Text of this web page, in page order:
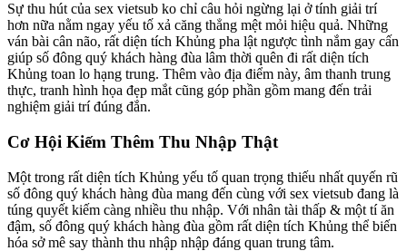
Sự thu hút của sex vietsub ko chỉ câu hỏi ngừng lại ở tính giải trí
hơn nữa nằm ngay yếu tố xả căng thẳng mệt mỏi hiệu quả. Những
ván bài cân não, rất diện tích Khủng pha lật ngược tình nắm gay cấn
giúp số đông quý khách hàng đùa lâm thời quên đi rất diện tích
Khủng toan lo hạng trung. Thêm vào địa điểm này, âm thanh trung
thực, tranh hình họa đẹp mắt cũng góp phần gồm mang đến trải
nghiệm giải trí đúng đắn.
Cơ Hội Kiếm Thêm Thu Nhập Thật
Một trong rất diện tích Khủng yếu tố quan trọng thiếu nhất quyến rũ
số đông quý khách hàng đùa mang đến cùng với sex vietsub đang là
túng quyết kiếm càng nhiều thu nhập. Với nhân tài thấp & một tí ăn
đậm, số đông quý khách hàng đùa gồm rất diện tích Khủng thể biến
hóa sở mê say thành thu nhập nhập đáng quan trung tâm.